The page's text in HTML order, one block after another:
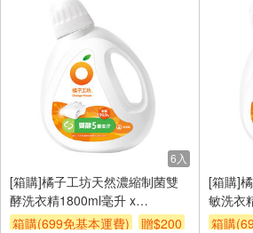
6入
[箱購]橘子工坊天然濃縮制菌雙
酵洗衣精1800ml毫升 x
6BOTTLE瓶
箱購(699免基本運費) 贈$200
[箱購]
敏洗衣
箱購